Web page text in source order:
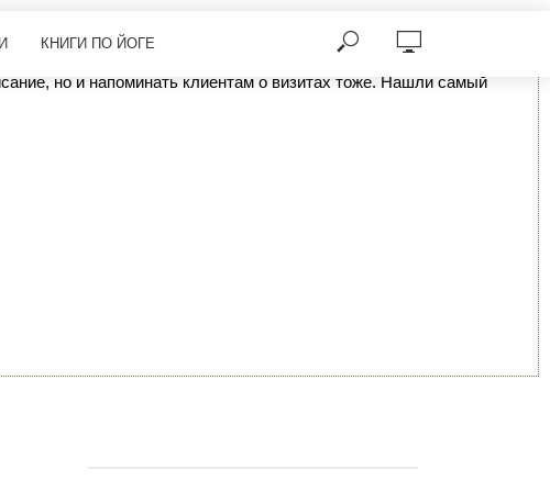
КНИГИ ПО ЙОГЕ
но и напоминать клиентам о визитах тоже. Нашли самый